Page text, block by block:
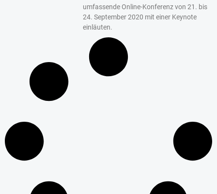
umfassende Online-Konferenz von 21. bis
24. September 2020 mit einer Keynote
einläuten.